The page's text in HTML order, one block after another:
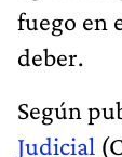
fuego en
deber.
Según
Judicial